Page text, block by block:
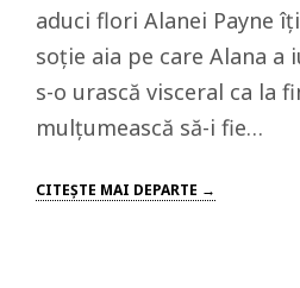
aduci flori Alanei Payne
soție aia pe care Alana a
s-o urască visceral ca la
mulțumească să-i fie…
CITEŞTE MAI DEPARTE →